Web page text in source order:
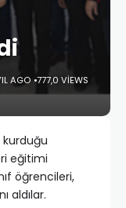
AGO 777,0 VIEWS
kurduğu
eğitimi
öğrencileri,
aldılar.